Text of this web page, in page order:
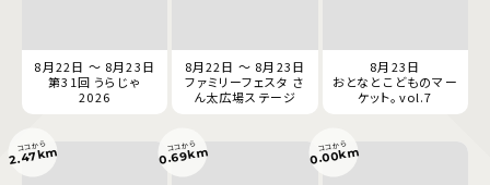
8月22日 ～ 8月23日
第31回 うらじゃ
2026
8月22日 ～ 8月23日
ファミリーフェスタ さ
ん太広場ステージ
8月23日
おとなとこどものマー
ケット。vol.7
ココから
2.47km ココから
0.69km ココから
0.00km